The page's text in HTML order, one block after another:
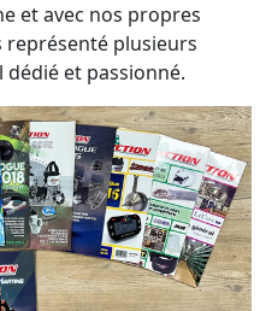
et avec nos propres
plusieurs
et passionné.